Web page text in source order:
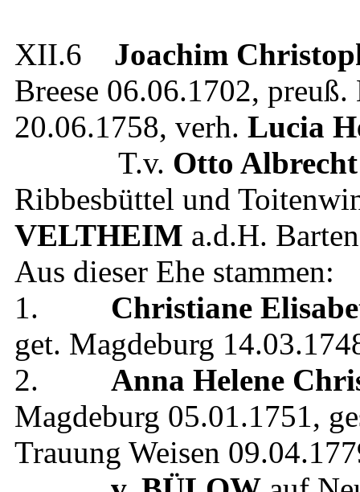
XII.6
Joachim
Breese 06.06.1702, preuß.
20.06.1758, verh. Lucia
T.v. Otto Albrecht
Ribbesbüttel und
VELTHEIM a.d.H.
Aus dieser Ehe stammen:
1. Christiane
get. Magdeburg
2. Anna Helene
Magdeburg 05.01.1751,
Trauung Weisen